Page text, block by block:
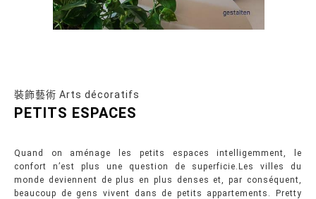
裝飾藝術 Arts décoratifs
PETITS ESPACES
Quand on aménage les petits espaces intelligemment, le
confort n’est plus une question de superficie.Les villes du
monde deviennent de plus en plus denses et, par conséquent,
beaucoup de gens vivent dans de petits appartements. Pretty